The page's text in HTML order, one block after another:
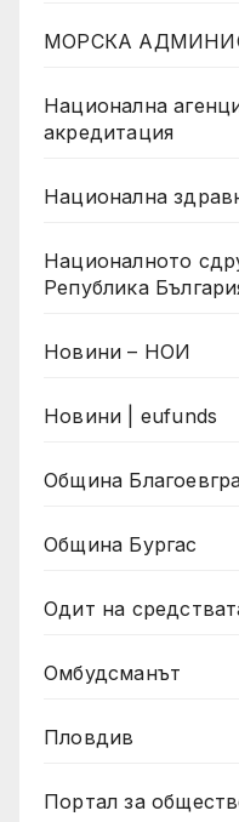
МОРСКА
Национална
акредитация
Национална
Националното
Република
Новини – НОИ
Новини | eufunds
Община
Община Бургас
Одит на
Омбудсманът
Пловдив
Портал за